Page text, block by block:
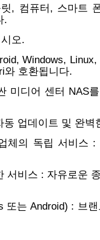
, 컴퓨터, 스마트
.
오.
Windows,
와 호환됩니다.
미디어 센터 NAS
업데이트 및 완벽
체의 독립 서비스 :
서비스 : 자유로운
또는 Android) : 브